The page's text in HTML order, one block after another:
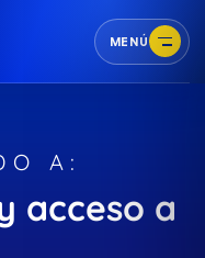
MENÚ
A:
acceso a